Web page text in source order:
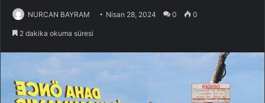
NURCAN BAYRAM Nisan 28, 2024 0 0
2 dakika okuma süresi